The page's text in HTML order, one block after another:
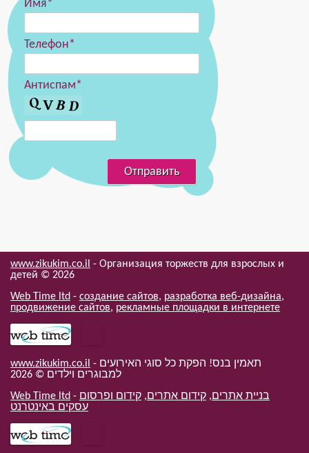
Имя*
Телефон*
Антиспам*
www.zikukim.co.il - Организация торжеств для взрослых и
детей © 2026
Web Time ltd - создание сайтов, разработка веб-дизайна,
продвижение сайтов, рекламные площадки в интернете
www.zikukim.co.il - תאמין בנס! הפקת כל סוגי האירועים
למבוגרים וילדים © 2026
Web Time ltd - בניית אתרים, קידום אתרים, קידום ופרסום
עסקים באינטרנט